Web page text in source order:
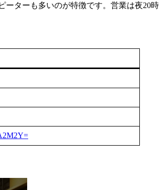
ーターも多いのが特徴です。営業は夜20時